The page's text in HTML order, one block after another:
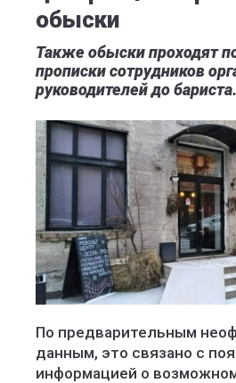
обыски
Также обыски проходят
прописки сотрудников
руководителей до бариста.
По предварительным
данным, это связано с
информацией о